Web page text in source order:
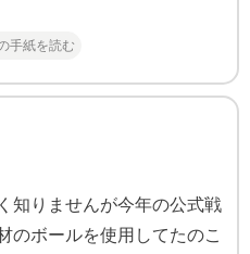
手紙を読む
知りませんが今年の公式戦
のボールを使用してたのこ